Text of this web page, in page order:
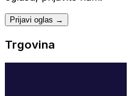
Prijavi oglas →
Trgovina